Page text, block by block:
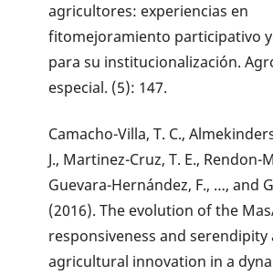
agricultores: experiencias en
fitomejoramiento participativo
para su institucionalización.
especial. (5): 147.
Camacho-Villa, T. C.,
J., Martinez-Cruz, T. E., Rendon-
Guevara-Hernández, F., …, and
(2016). The evolution of the
responsiveness and
agricultural innovation in a